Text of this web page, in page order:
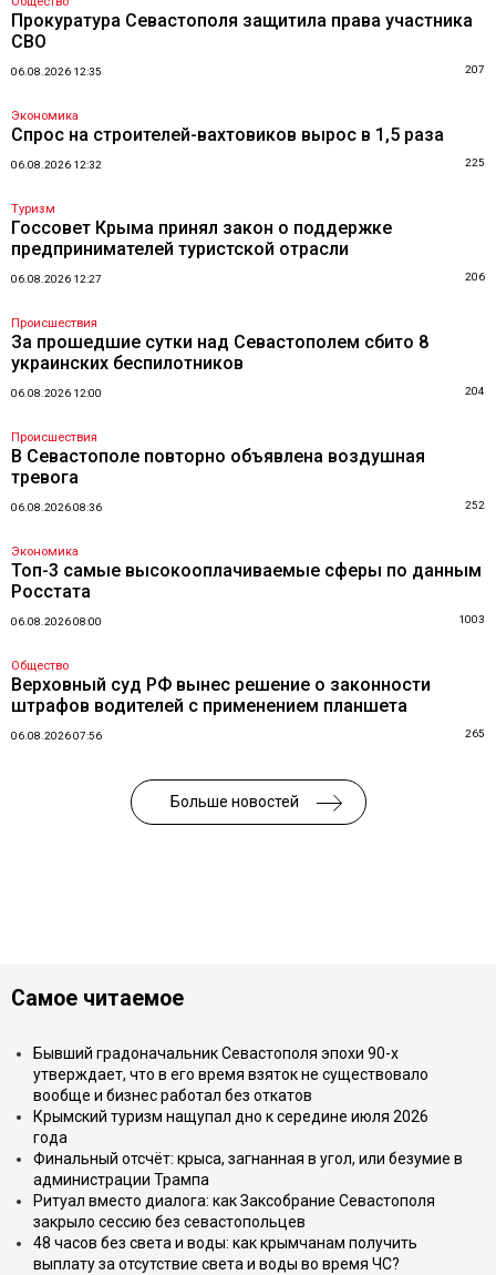
Прокуратура Севастополя защитила права участника
СВО
06.08.2026 12:35 207
Экономика
Спрос на строителей-вахтовиков вырос в 1,5 раза
06.08.2026 12:32 225
Туризм
Госсовет Крыма принял закон о поддержке
предпринимателей туристской отрасли
06.08.2026 12:27 206
Происшествия
За прошедшие сутки над Севастополем сбито 8
украинских беспилотников
06.08.2026 12:00 204
Происшествия
В Севастополе повторно объявлена воздушная
тревога
06.08.2026 08:36 252
Экономика
Топ-3 самые высокооплачиваемые сферы по данным
Росстата
06.08.2026 08:00 1003
Общество
Верховный суд РФ вынес решение о законности
штрафов водителей с применением планшета
06.08.2026 07:56 265
Больше новостей
Самое читаемое
Бывший градоначальник Севастополя эпохи 90-х
утверждает, что в его время взяток не существовало
вообще и бизнес работал без откатов
Крымский туризм нащупал дно к середине июля 2026
года
Финальный отсчёт: крыса, загнанная в угол, или безумие в
администрации Трампа
Ритуал вместо диалога: как Заксобрание Севастополя
закрыло сессию без севастопольцев
48 часов без света и воды: как крымчанам получить
выплату за отсутствие света и воды во время ЧС?